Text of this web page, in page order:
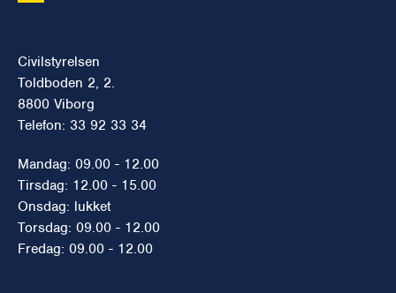
Civilstyrelsen
Toldboden 2, 2.
8800 Viborg
Telefon: 33 92 33 34
Mandag: 09.00 - 12.00
Tirsdag: 12.00 - 15.00
Onsdag: lukket
Torsdag: 09.00 - 12.00
Fredag: 09.00 - 12.00